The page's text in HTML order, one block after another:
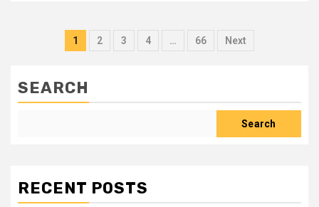
1 2 3 4 … 66 Next
SEARCH
Search
RECENT POSTS